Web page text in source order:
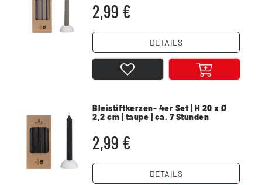
2,99 €
DETAILS
Bleistiftkerzen- 4er Set | H 20 x Ø
2,2 cm | taupe | ca. 7 Stunden
2,99 €
DETAILS